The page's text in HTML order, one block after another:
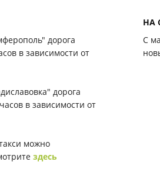
дорога
в зависимости от
дорога
в зависимости от
можно
здесь
НА
С